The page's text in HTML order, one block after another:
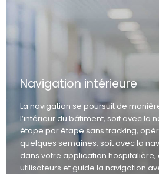
Navigation intérieure
La navigation se poursuit de
l’intérieur du bâtiment, soit avec la
étape par étape sans tracking,
quelques semaines, soit avec la
dans votre application hospitalière,
utilisateurs et guide la navigation